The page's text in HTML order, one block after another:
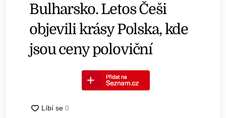
Bulharsko. Letos Češi
objevili krásy Polska, kde
jsou ceny poloviční